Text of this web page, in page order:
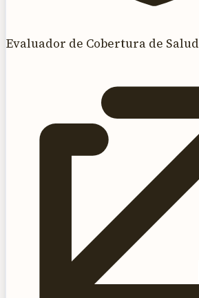
Evaluador de Cobertura de Salud